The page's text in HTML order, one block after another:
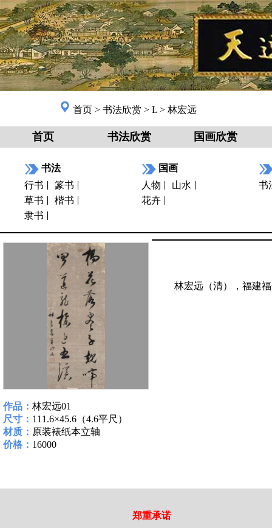
首页 > 书法欣赏 > L > 林宏远
首页 书法欣赏 国画欣赏
书法
行书
篆书
草书
楷书
隶书
国画
人物
山水
花卉
书
作品： 林宏远01
尺寸： 111.6×45.6（4.6平尺）
材质： 原装裱纸本立轴
价格： 16000
林宏远（清），福建
郑重承诺